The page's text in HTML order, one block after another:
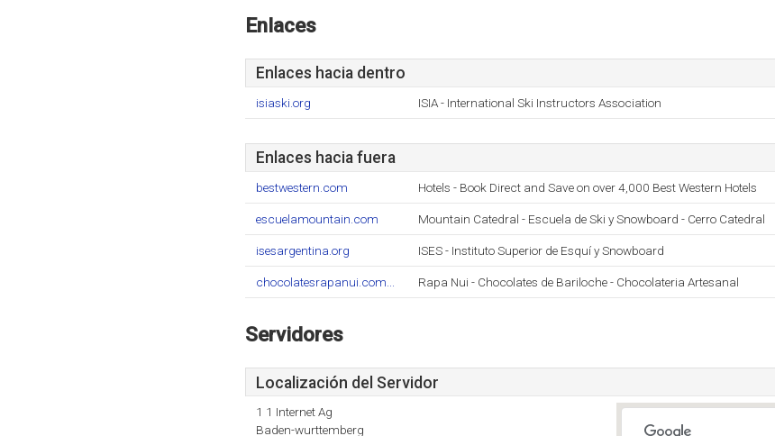
Enlaces
Enlaces hacia dentro
isiaski.org ISIA - International Ski Instructors Association
Enlaces hacia fuera
bestwestern.com Hotels - Book Direct and Save on over 4,000 Best Western Hotels
escuelamountain.com Mountain Catedral - Escuela de Ski y Snowboard - Cerro Catedral
isesargentina.org ISES - Instituto Superior de Esquí y Snowboard
chocolatesrapanui.com... Rapa Nui - Chocolates de Bariloche - Chocolateria Artesanal
Servidores
Localización del Servidor
1 1 Internet Ag
Baden-wurttemberg